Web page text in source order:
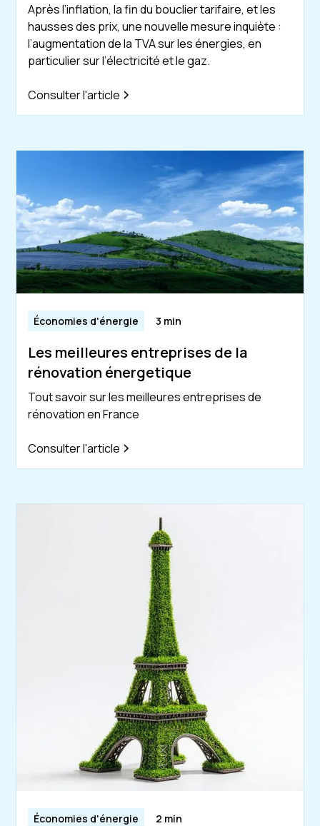
Après l’inflation, la fin du bouclier tarifaire, et les
hausses des prix, une nouvelle mesure inquiète :
l’augmentation de la TVA sur les énergies, en
particulier sur l’électricité et le gaz.
Consulter l'article
Économies d'énergie 3 min
Les meilleures entreprises de la
rénovation énergetique
Tout savoir sur les meilleures entreprises de
rénovation en France
Consulter l'article
Économies d'énergie 2 min